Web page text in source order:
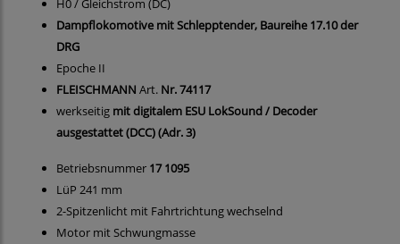
H0 / Gleichstrom (DC)
Dampflokomotive mit Schlepptender, Baureihe 17.10 der
DRG
Epoche II
FLEISCHMANN Art. Nr. 74117
werkseitig mit digitalem ESU LokSound / Decoder
ausgestattet (DCC) (Adr. 3)
Betriebsnummer 17 1095
LüP 241 mm
2-Spitzenlicht mit Fahrtrichtung wechselnd
Motor mit Schwungmasse